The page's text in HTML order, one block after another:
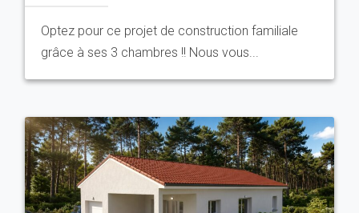
Optez pour ce projet de construction familiale
grâce à ses 3 chambres !! Nous vous...